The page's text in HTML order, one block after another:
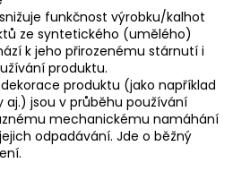
funkčnost výrobku/kalhot
ze syntetického (umělého)
k jeho přirozenému stárnutí i
produktu.
produktu (jako například
aj.) jsou v průběhu používání
mechanickému namáhání
odpadávání. Jde o běžný